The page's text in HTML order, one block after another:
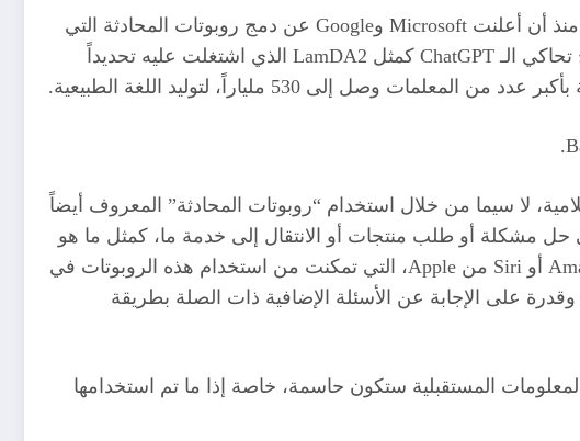
من المؤكد أن حرب المعلومات لم تبدأ كما أريد الإعلان عنها من طرف الكبار، فقد بدأت منذ سنوات وتحديداً منذ أن أعلنت Microsoft وGoogle عن دمج روبوتات المحادثة التي
تنشئ نصاً في محرك البحث الخاص بهما BingGPT، وفي سنة 2020 استطاع عمالقة التكنولوجيا صناعة نماذج تحاكي الـ ChatGPT كمثل LamDA2 الذي اشتغلت عليه تحديداً
لا سيما من خلال استخدام “روبوتات المحادثة” المعروف أيضاً
حل مشكلة أو طلب منتجات أو الانتقال إلى خدمة ما، كمثل ما هو
موجود على وجه الخصوص على مواقع SNCF وOrange وFnac وIKEA وشركات أخرى كمثل Alexa من Amazon أو Siri من Apple، التي تمكنت من استخدام هذه الروبوتات في
على الإجابة عن الأسئلة الإضافية ذات الصلة بطريقة
المستقبلية ستكون حاسمة، خاصة إذا ما تم استخدامها